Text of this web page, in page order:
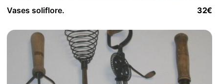
Vases soliflore. 32€